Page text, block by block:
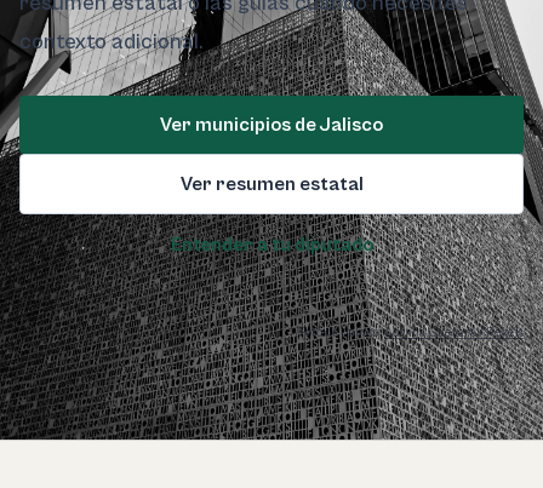
contexto adicional.
Ver municipios de Jalisco
Ver resumen estatal
Entender a tu diputado
Foto de Jalisco:Lornna Guevara / Pexels